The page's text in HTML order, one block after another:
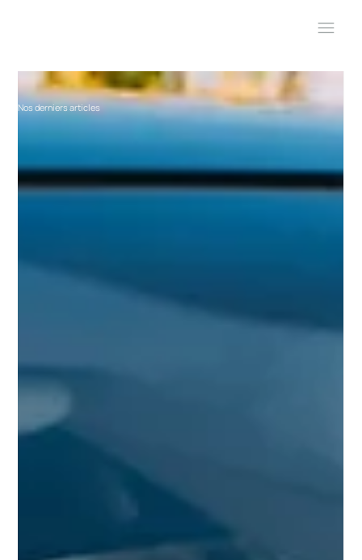
Nos derniers articles